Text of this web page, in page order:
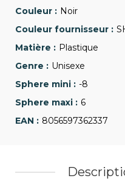
Noir
Plastique
Unisexe
-8
6
8056597362337